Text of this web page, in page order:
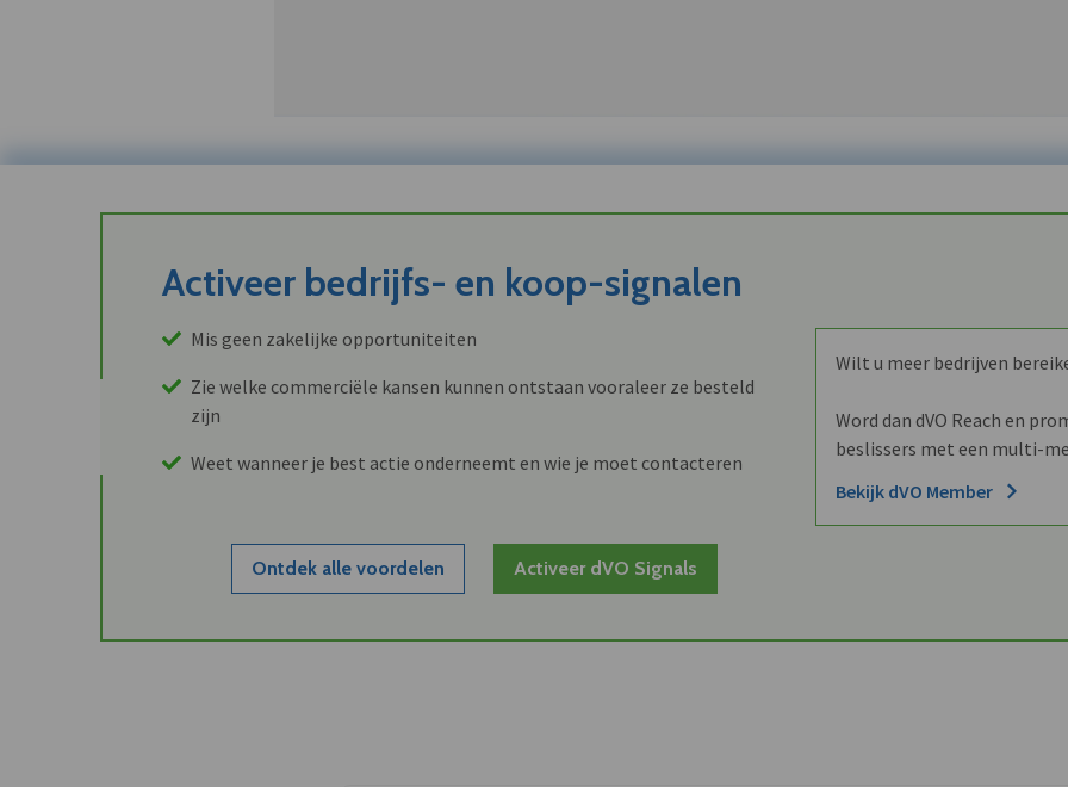
Activeer bedrijfs- en koop-signalen
Mis geen zakelijke opportuniteiten
Zie welke commerciële kansen kunnen ontstaan vooraleer ze besteld
zijn
Weet wanneer je best actie onderneemt en wie je moet contacteren
Ontdek alle voordelen Activeer dVO Signals
Wilt u meer bedrijven
Word dan dVO Reach en
beslissers met een multi-
Bekijk dVO Member